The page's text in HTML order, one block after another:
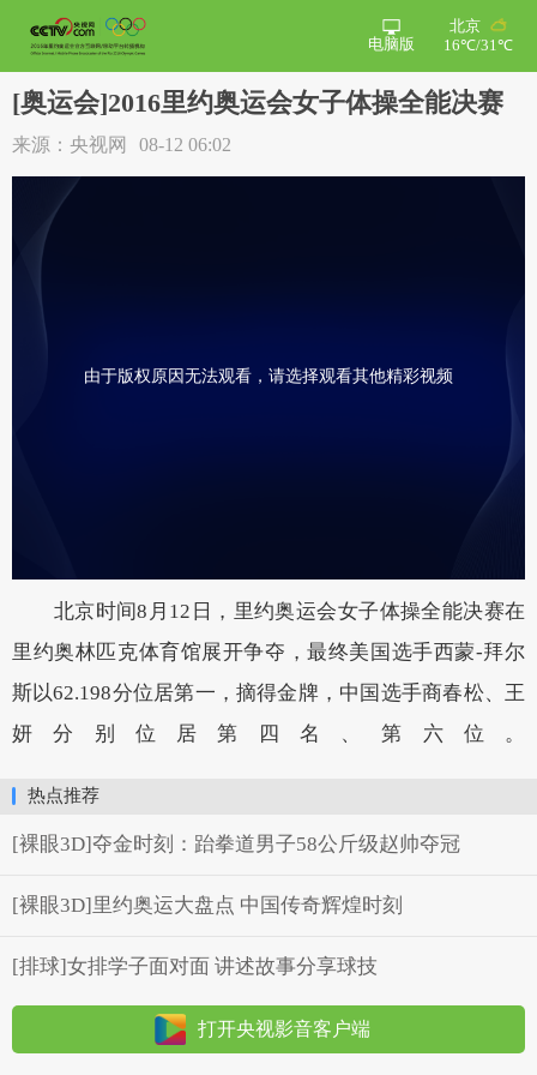
北京
16℃/31℃
电脑版
[奥运会]2016里约奥运会女子体操全能决赛
来源：央视网 08-12 06:02
由于版权原因无法观看，请选择观看其他精彩视频
北京时间8月12日，里约奥运会女子体操全能决赛在
里约奥林匹克体育馆展开争夺，最终美国选手西蒙-拜尔
斯以62.198分位居第一，摘得金牌，中国选手商春松、王
妍分别位居第四名、第六位。
热点推荐
[裸眼3D]夺金时刻：跆拳道男子58公斤级赵帅夺冠
[裸眼3D]里约奥运大盘点 中国传奇辉煌时刻
[排球]女排学子面对面 讲述故事分享球技
打开央视影音客户端